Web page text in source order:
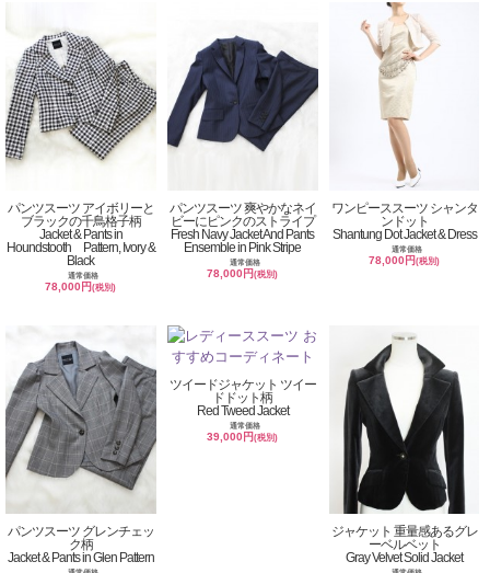
パンツスーツ アイボリーと
ブラックの千鳥格子柄
Jacket & Pants in
Houndstooth Pattern, Ivory &
Black
通常価格
78,000円(税別)
パンツスーツ 爽やかなネイ
ビーにピンクのストライプ
Fresh Navy Jacket And Pants
Ensemble in Pink Stripe
通常価格
78,000円(税別)
ワンピーススーツ シャンタ
ンドット
Shantung Dot Jacket & Dress
通常価格
78,000円(税別)
パンツスーツ グレンチェッ
ク柄
Jacket & Pants in Glen Pattern
ツイードジャケット ツイー
ドドット柄
Red Tweed Jacket
通常価格
39,000円(税別)
ジャケット 重量感あるグレ
ーベルベット
Gray Velvet Solid Jacket